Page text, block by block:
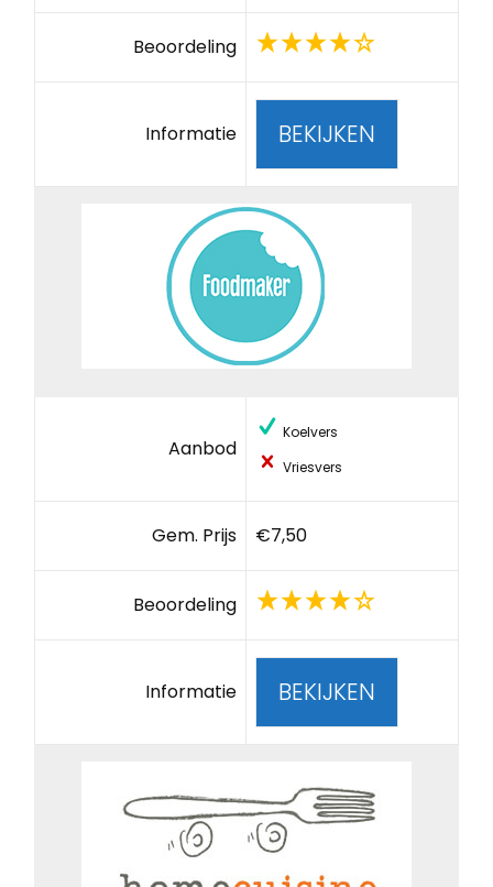
Beoordeling
Informatie BEKIJKEN
Aanbod
Koelvers
Vriesvers
Gem. Prijs €7,50
Beoordeling
Informatie BEKIJKEN